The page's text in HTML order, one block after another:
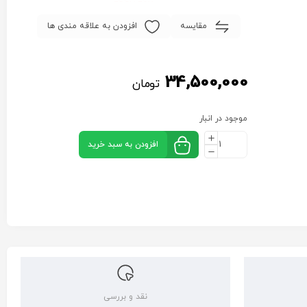
مقایسه افزودن به علاقه مندی ها
34,500,000 تومان
موجود در انبار
افزودن به سبد خرید
نقد و بررسی